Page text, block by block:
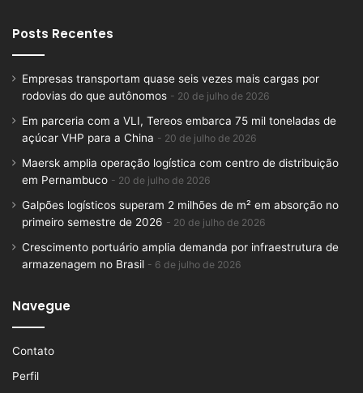
Posts Recentes
Empresas transportam quase seis vezes mais cargas por
rodovias do que autônomos
20 de julho de 2026
Em parceria com a VLI, Tereos embarca 75 mil toneladas de
açúcar VHP para a China
20 de julho de 2026
Maersk amplia operação logística com centro de distribuição
em Pernambuco
20 de julho de 2026
Galpões logísticos superam 2 milhões de m² em absorção no
primeiro semestre de 2026
20 de julho de 2026
Crescimento portuário amplia demanda por infraestrutura de
armazenagem no Brasil
6 de julho de 2026
Navegue
Contato
Perfil